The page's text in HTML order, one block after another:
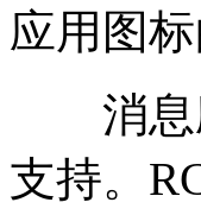
应用图标
消息应
支持。